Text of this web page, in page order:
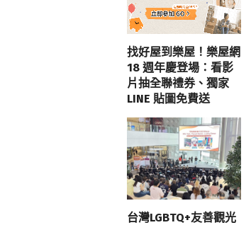
找好屋到樂屋！樂屋網
18 週年慶登場：看影
片抽全聯禮券、獨家
LINE 貼圖免費送
台灣LGBTQ+友善觀光